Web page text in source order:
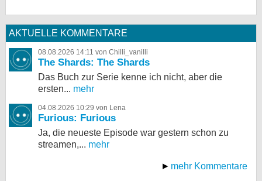
AKTUELLE KOMMENTARE
08.08.2026 14:11 von Chilli_vanilli
The Shards: The Shards
Das Buch zur Serie kenne ich nicht, aber die
ersten... mehr
04.08.2026 10:29 von Lena
Furious: Furious
Ja, die neueste Episode war gestern schon zu
streamen,... mehr
mehr Kommentare